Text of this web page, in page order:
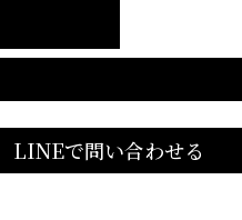
LINEで問い合わせる